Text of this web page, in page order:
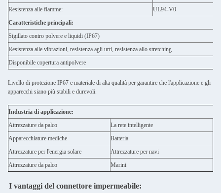
Resistenza alle fiamme:
UL94-V0
Caratteristiche principali:
Sigillato contro polvere e liquidi (IP67)
Resistenza alle vibrazioni, resistenza agli urti, resistenza allo stretching
Disponibile copertura antipolvere
Livello di protezione IP67 e materiale di alta qualità per garantire che l'applicazione e gli
apparecchi siano più stabili e durevoli.
Industria di applicazione:
Attrezzature da palco
La rete intelligente
Apparecchiature mediche
Batteria
Attrezzature per l'energia solare
Attrezzature per navi
Attrezzature da palco
Marini
I vantaggi del connettore impermeabile: